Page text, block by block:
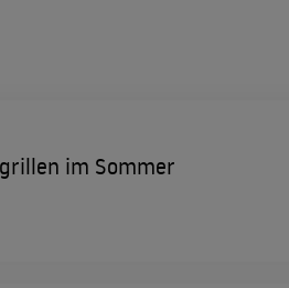
im Sommer